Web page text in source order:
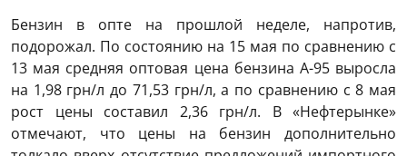
Бензин в опте на прошлой неделе, напротив,
подорожал. По состоянию на 15 мая по сравнению с
13 мая средняя оптовая цена бензина А-95 выросла
на 1,98 грн/л до 71,53 грн/л, а по сравнению с 8 мая
рост цены составил 2,36 грн/л. В «Нефтерынке»
отмечают, что цены на бензин дополнительно